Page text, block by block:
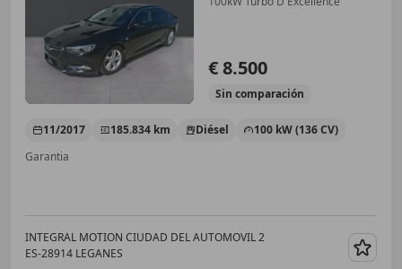
€ 8.500
Sin comparación
11/2017 185.834 km Diésel
100 kW (136 CV)
Garantia
INTEGRAL MOTION CIUDAD DEL AUTOMOVIL 2
ES-28914 LEGANES